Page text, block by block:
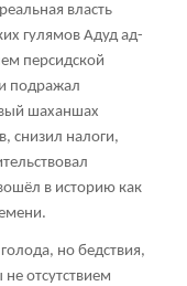
власть
гулямов Адуд ад-
персидской
подражал
шаханшах
снизил налоги,
в историю как
но бедствия,
отсутствием